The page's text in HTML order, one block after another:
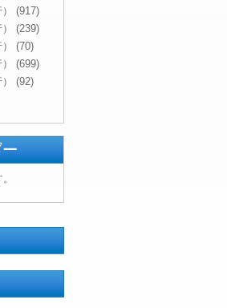
(917)
(239)
） (70)
(699)
） (92)